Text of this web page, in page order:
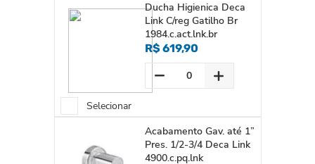
Ducha Higienica Deca
Link C/reg Gatilho Br
1984.c.act.lnk.br
R$ 619,90
Selecionar
Acabamento Gav. até 1”
Pres. 1/2-3/4 Deca Link
4900.c.pq.lnk